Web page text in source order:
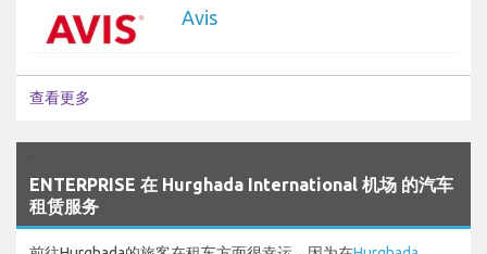
Avis
查看更多
ENTERPRISE 在 Hurghada International 机场 的汽车
租赁服务